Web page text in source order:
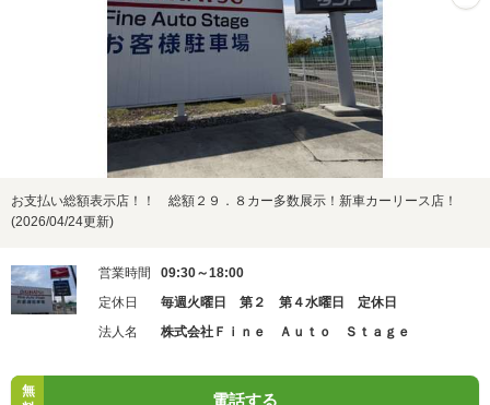
お支払い総額表示店！！ 総額２９．８カー多数展示！新車カーリース店！
(2026/04/24更新)
営業時間
09:30～18:00
定休日
毎週火曜日 第２ 第４水曜日 定休日
法人名
株式会社Ｆｉｎｅ Ａｕｔｏ Ｓｔａｇｅ
無
電話する